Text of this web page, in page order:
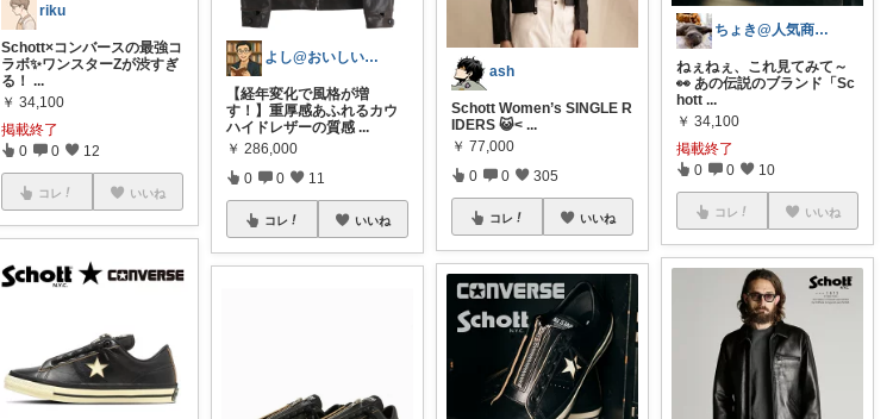
riku
Schott×コンバースの最強コ
ラボ✨ワンスターZが渋すぎ
る！ ...
￥ 34,100
掲載終了
0 0 12
コレ いいね
よし@おいしいもの大好き
【経年変化で風格が増
す！】重厚感あふれるカウ
ハイドレザーの質感 ...
￥ 286,000
0 0 11
コレ いいね
ash
Schott Women’s SINGLE R
IDERS 😺< ...
￥ 77,000
0 0 305
コレ いいね
ちょき@人気商品紹介いつも購入ありがとう
ねぇねぇ、これ見てみて～
👀 あの伝説のブランド「Sc
hott ...
￥ 34,100
掲載終了
0 0 10
コレ いいね